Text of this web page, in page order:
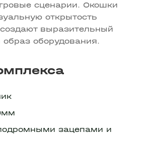
сценарии. Окошки
открытость
выразительный
образ оборудования.
зацепами и